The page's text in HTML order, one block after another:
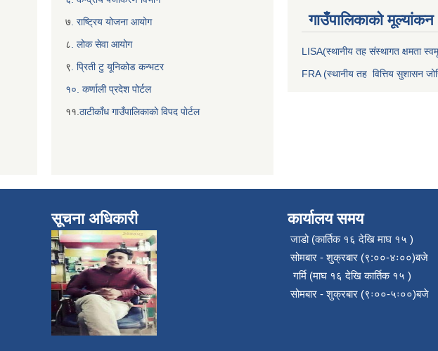
७ . राष्ट्रिय योजना आयोग
८ . लोक सेवा आयोग
९ . प्रिती टु यूनिकोड कन्भटर
१०. कर्णाली प्रदेश पोर्टल
११. ठाटीकाँध गाउँपालिकाकाे विपद पाेर्टल
गाउँपालिकाकाे मूल्यांकन
LISA(स्थानीय तह संस्थागत क्षमता
FRA (स्थानीय तह वित्तिय सुशासन
सूचना अधिकारी कार्यालय समय
जाडो (कार्तिक १६ देखि माघ १५ )
सोमबार - शुक्रबार (९:००-४ः००)बजे
गर्मि (माघ १६ देखि कार्तिक १५ )
सोमबार - शुक्रबार (९ः००-५ः००)बजे